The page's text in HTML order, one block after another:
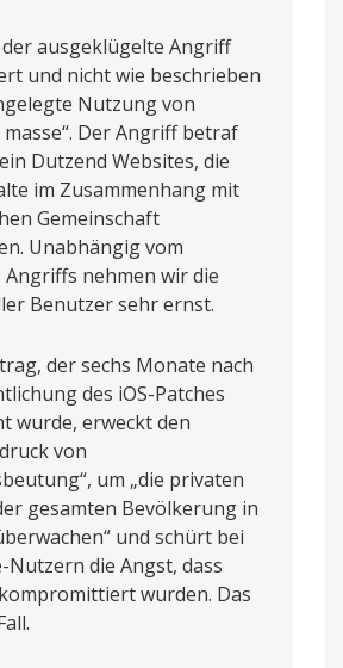
ausgeklügelte Angriff
und nicht wie beschrieben
Nutzung von
masse“. Der Angriff betraf
Dutzend Websites, die
im Zusammenhang mit
Gemeinschaft
Unabhängig vom
Angriffs nehmen wir die
Benutzer sehr ernst.
der sechs Monate nach
des iOS-Patches
wurde, erweckt den
von
um „die privaten
gesamten Bevölkerung in
und schürt bei
Nutzern die Angst, dass
wurden. Das